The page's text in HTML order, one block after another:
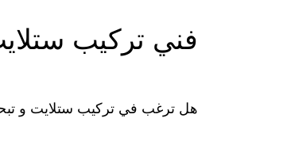
فني تركيب
هل ترغب في تركيب ستلايت و